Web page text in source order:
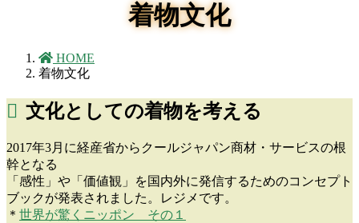
着物文化
HOME
着物文化
文化としての着物を考える
2017年3月に経産省からクールジャパン商材・サービスの根
幹となる
「感性」や「価値観」を国内外に発信するためのコンセプト
ブックが発表されました。レジメです。
＊ 世界が驚くニッポン その１